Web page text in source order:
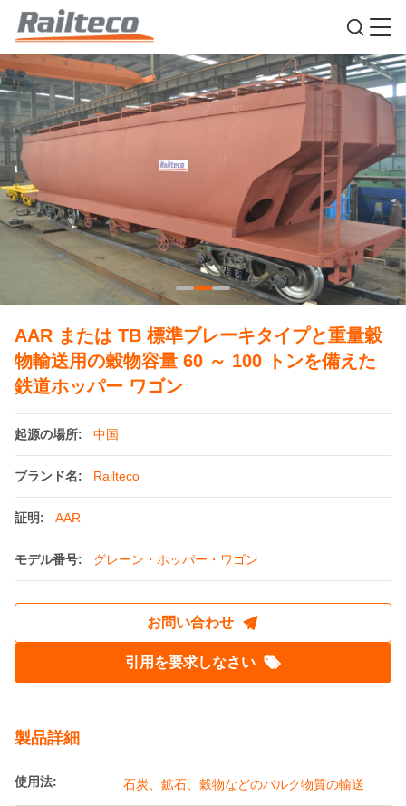
AAR または TB 標準ブレーキタイプと重量穀
物輸送用の穀物容量 60 ～ 100 トンを備えた
鉄道ホッパー ワゴン
起源の場所: 中国
ブランド名: Railteco
証明: AAR
モデル番号: グレーン・ホッパー・ワゴン
お問い合わせ
引用を要求しなさい
製品詳細
使用法: 石炭、鉱石、穀物などのバルク物質の輸送